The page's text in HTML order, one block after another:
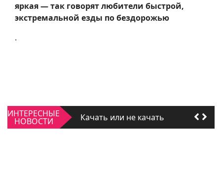
яркая — так говорят любители быстрой,
экстремальной езды по бездорожью
.
ИНТЕРЕСНЫЕ
НОВОСТИ Качать или не качать